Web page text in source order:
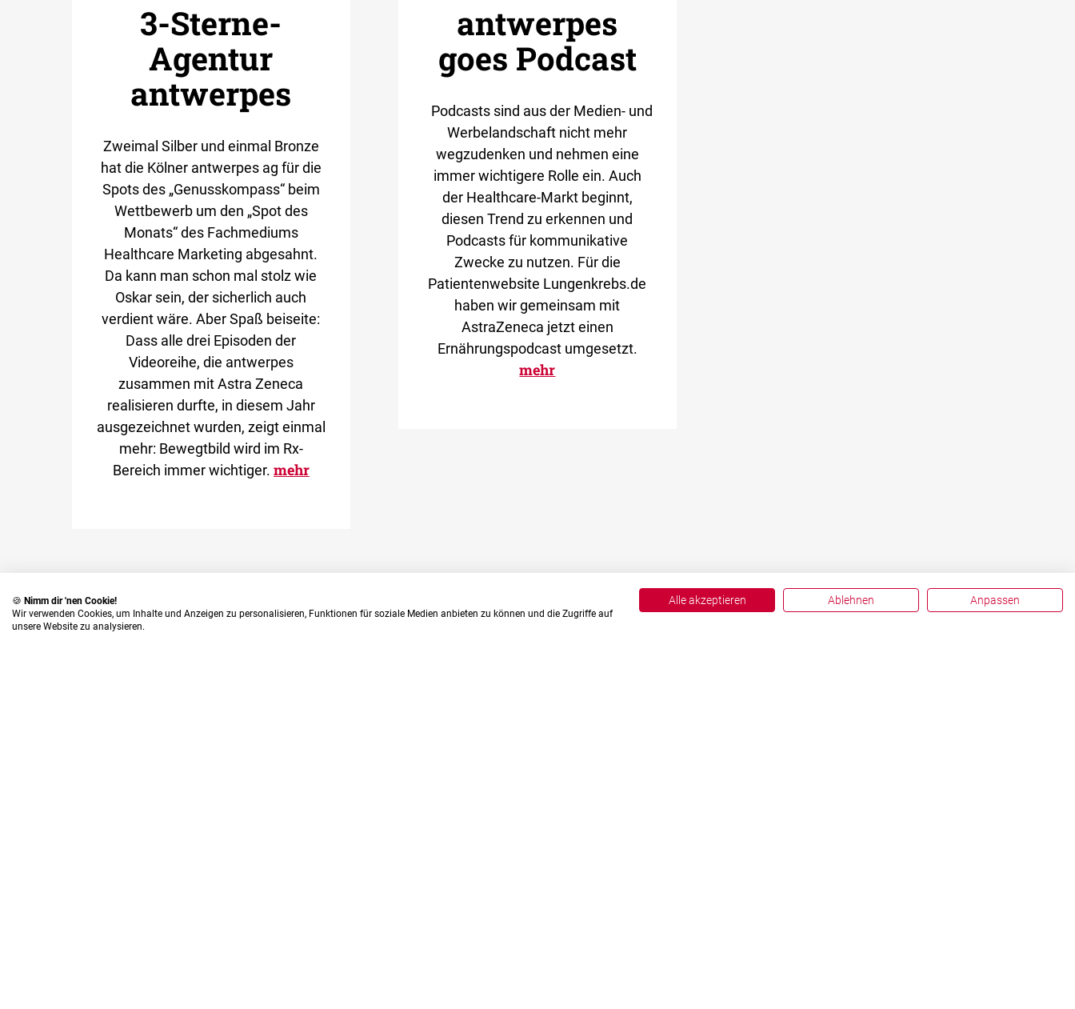
3-Sterne-
Agentur
antwerpes
Zweimal Silber und einmal Bronze
hat die Kölner antwerpes ag für die
Spots des „Genusskompass“ beim
Wettbewerb um den „Spot des
Monats“ des Fachmediums
Healthcare Marketing abgesahnt.
Da kann man schon mal stolz wie
Oskar sein, der sicherlich auch
verdient wäre. Aber Spaß beiseite:
Dass alle drei Episoden der
Videoreihe, die antwerpes
zusammen mit Astra Zeneca
realisieren durfte, in diesem Jahr
ausgezeichnet wurden, zeigt einmal
mehr: Bewegtbild wird im Rx-
Bereich immer wichtiger. mehr
antwerpes
goes Podcast
Podcasts sind aus der Medien- und
Werbelandschaft nicht mehr
wegzudenken und nehmen eine
immer wichtigere Rolle ein. Auch
der Healthcare-Markt beginnt,
diesen Trend zu erkennen und
Podcasts für kommunikative
Zwecke zu nutzen. Für die
Patientenwebsite Lungenkrebs.de
haben wir gemeinsam mit
AstraZeneca jetzt einen
Ernährungspodcast umgesetzt.
mehr
🍪 Nimm dir 'nen Cookie!
Wir verwenden Cookies, um Inhalte und Anzeigen zu personalisieren, Funktionen für soziale Medien anbieten zu können und die Zugriffe auf
unsere Website zu analysieren.
Alle akzeptieren Ablehnen Anpassen